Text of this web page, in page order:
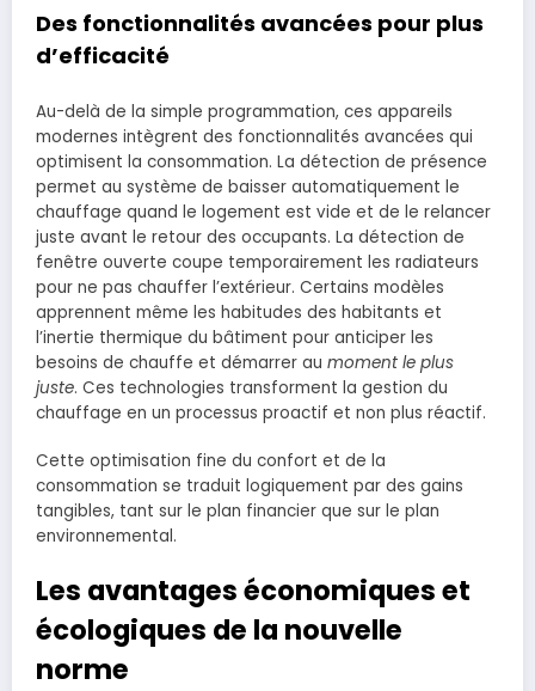
Des fonctionnalités avancées pour plus
d’efficacité
Au-delà de la simple programmation, ces appareils
modernes intègrent des fonctionnalités avancées qui
optimisent la consommation. La détection de présence
permet au système de baisser automatiquement le
chauffage quand le logement est vide et de le relancer
juste avant le retour des occupants. La détection de
fenêtre ouverte coupe temporairement les radiateurs
pour ne pas chauffer l’extérieur. Certains modèles
apprennent même les habitudes des habitants et
l’inertie thermique du bâtiment pour anticiper les
besoins de chauffe et démarrer au moment le plus
juste. Ces technologies transforment la gestion du
chauffage en un processus proactif et non plus réactif.
Cette optimisation fine du confort et de la
consommation se traduit logiquement par des gains
tangibles, tant sur le plan financier que sur le plan
environnemental.
Les avantages économiques et
écologiques de la nouvelle
norme